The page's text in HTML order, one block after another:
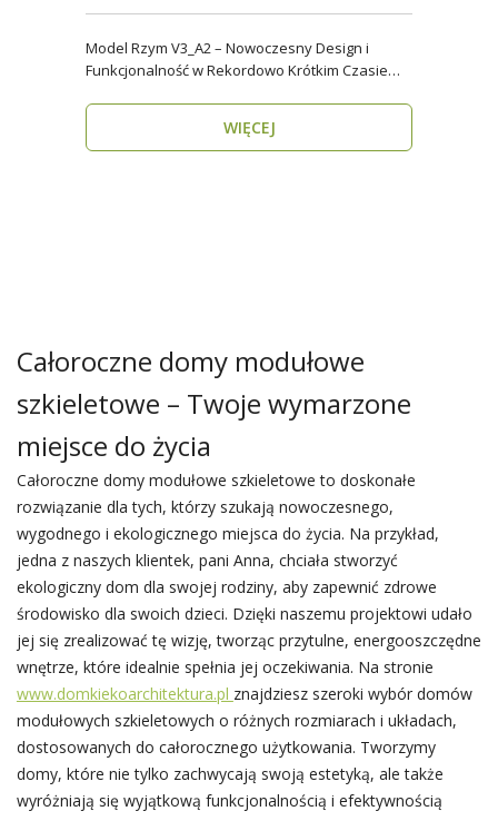
Model Rzym V3_A2 – Nowoczesny Design i
Funkcjonalność w Rekordowo Krótkim Czasie
WIĘCEJ
Całoroczne domy modułowe
szkieletowe – Twoje wymarzone
miejsce do życia
Całoroczne domy modułowe szkieletowe to doskonałe
rozwiązanie dla tych, którzy szukają nowoczesnego,
wygodnego i ekologicznego miejsca do życia. Na przykład,
jedna z naszych klientek, pani Anna, chciała stworzyć
ekologiczny dom dla swojej rodziny, aby zapewnić zdrowe
środowisko dla swoich dzieci. Dzięki naszemu projektowi udało
jej się zrealizować tę wizję, tworząc przytulne, energooszczędne
wnętrze, które idealnie spełnia jej oczekiwania. Na stronie
www.domkiekoarchitektura.pl znajdziesz szeroki wybór domów
modułowych szkieletowych o różnych rozmiarach i układach,
dostosowanych do całorocznego użytkowania. Tworzymy
domy, które nie tylko zachwycają swoją estetyką, ale także
wyróżniają się wyjątkową funkcjonalnością i efektywnością